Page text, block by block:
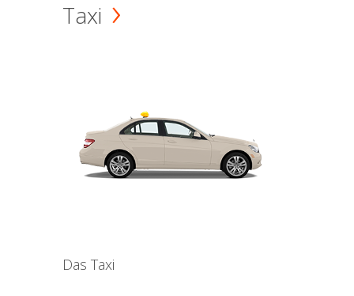
Taxi
Das Taxi